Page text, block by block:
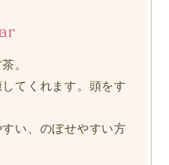
。
てくれます。頭をす
い、のぼせやすい方